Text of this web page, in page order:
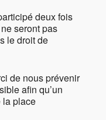
deux fois
seront pas
le droit de
de nous prévenir
afin qu’un
la place